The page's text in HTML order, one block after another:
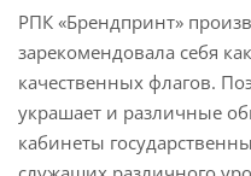
РПК «Брендпринт»
зарекомендовала себя
качественных флагов.
украшает и различные
кабинеты